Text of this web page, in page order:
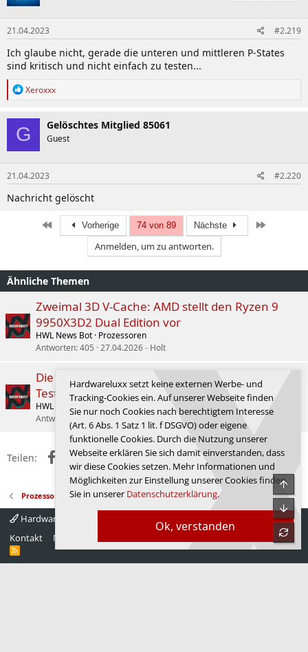
21.04.2023 #2.219
Ich glaube nicht, gerade die unteren und mittleren P-States
sind kritisch und nicht einfach zu testen...
R
k
t
i
o
n
e
n
:
Xeroxxx
G Gelöschtes Mitglied 85061
Guest
21.04.2023 #2.220
Nachricht gelöscht
Erste Vorherige 74 von 89 Nächste
Anmelden, um zu antworten.
Ähnliche Themen
Zweimal 3D V-Cache: AMD stellt den Ryzen 9
9950X3D2 Dual Edition vor
HWL News Bot Prozessoren
Antworten 405 27.04.2026 Holt
Die "KS-CPU" von AMD: Der Ryzen 7 9850X3D im
Test
HWL News Bot
Prozessoren
Antworten 401 07.03.2026 philips
Teilen: FacebookX (Twitter)
RedditWhatsApp
E-MailLink
Prozessoren
Hardwareluxx 4.0
Kontakt
Nutzungsbedingungen Startseite
R
S
Ok, verstanden
Hardwareluxx setzt keine externen Werbe- und
Tracking-Cookies ein. Auf unserer Webseite finden
Sie nur noch Cookies nach berechtigtem Interesse
(Art. 6 Abs. 1 Satz 1 lit. f DSGVO) oder eigene
funktionelle Cookies. Durch die Nutzung unserer
Webseite erklären Sie sich damit einverstanden, dass
wir diese Cookies setzen. Mehr Informationen und
Möglichkeiten zur Einstellung unserer Cookies finden
Sie in unserer Datenschutzerklärung.